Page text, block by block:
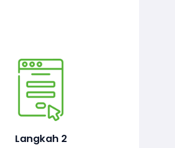
Langkah 2
mengisi borang
bagi pendaftaran
melalui sistem.